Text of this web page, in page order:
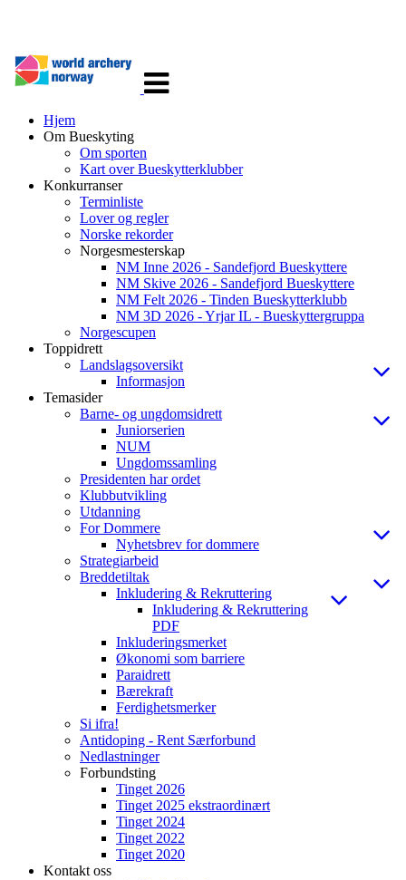
navigasjon
Hjem
Om Bueskyting
Om sporten
Kart over Bueskytterklubber
Konkurranser
Terminliste
Lover og regler
Norske rekorder
Norgesmesterskap
NM Inne 2026 - Sandefjord Bueskyttere
NM Skive 2026 - Sandefjord Bueskyttere
NM Felt 2026 - Tinden Bueskytterklubb
NM 3D 2026 - Yrjar IL - Bueskyttergruppa
Norgescupen
Toppidrett
Landslagsoversikt
Informasjon
Temasider
Barne- og ungdomsidrett
Juniorserien
NUM
Ungdomssamling
Presidenten har ordet
Klubbutvikling
Utdanning
For Dommere
Nyhetsbrev for dommere
Strategiarbeid
Breddetiltak
Inkludering & Rekruttering
Inkludering & Rekruttering
PDF
Inkluderingsmerket
Økonomi som barriere
Paraidrett
Bærekraft
Ferdighetsmerker
Si ifra!
Antidoping - Rent Særforbund
Nedlastninger
Forbundsting
Tinget 2026
Tinget 2025 ekstraordinært
Tinget 2024
Tinget 2022
Tinget 2020
Kontakt oss